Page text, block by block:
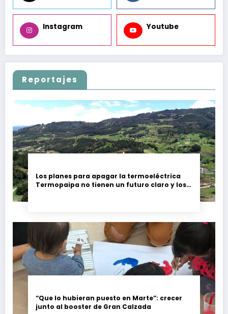
Instagram Youtube
Reportajes
Los planes para apagar la termoeléctrica
Termopaipa no tienen un futuro claro y los
“Que lo hubieran puesto en Marte”: crecer
junto al booster de Gran Calzada